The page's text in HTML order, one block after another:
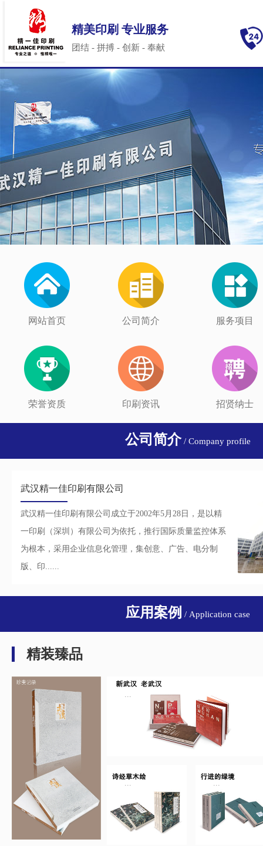
精美印刷 专业服务
团结 - 拼搏 - 创新 - 奉献
网站首页 公司简介 服务项目
荣誉资质 印刷资讯 招贤纳士
公司简介/ Company profile
武汉精一佳印刷有限公司
武汉精一佳印刷有限公司成立于2002年5月28日，是以精
一印刷（深圳）有限公司为依托，推行国际质量监控体系
为根本，采用企业信息化管理，集创意、广告、电分制
版、印......
应用案例 / Application case
精装臻品
... ...
... ...